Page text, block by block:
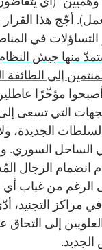
أجّج هذا القرار
التساؤلات في
منها جيش
إلى الطائفة
مؤخّرًا
التي تسعى
السلطات الجديدة،
الساحل السوري.
انضمام الرجال
الرغم من غياب
مراكز التجنيد،
إلى التحاق
الجديد.